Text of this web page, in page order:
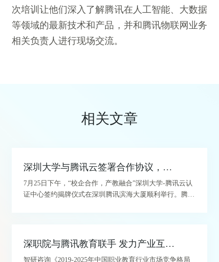
次培训让他们深入了解腾讯在人工智能、大数据
等领域的最新技术和产品，并和腾讯物联网业务
相关负责人进行现场交流。
相关文章
深圳大学与腾讯云签署合作协议，全国首家腾讯云认证中心落地深圳大学
7月25日下午，“校企合作，产教融合”深圳大学-腾讯云认
证中心签约揭牌仪式在深圳腾讯滨海大厦顺利举行。腾讯
见证全国首家腾讯云认证中心落地深圳大学。
深职院与腾讯教育联手 发力产业互联网创新人才培养
智研咨询《2019-2025年中国职业教育行业市场竞争格局